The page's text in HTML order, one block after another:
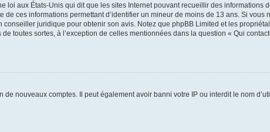
loi aux États-Unis qui dit que les sites Internet pouvant recueillir des informations
ces informations permettant d’identifier un mineur de moins de 13 ans. Si vous
juridique pour obtenir son avis. Notez que phpBB Limited et les
toutes sortes, à l’exception de celles mentionnées dans la question « Qui
nouveaux comptes. Il peut également avoir banni votre IP ou interdit le nom